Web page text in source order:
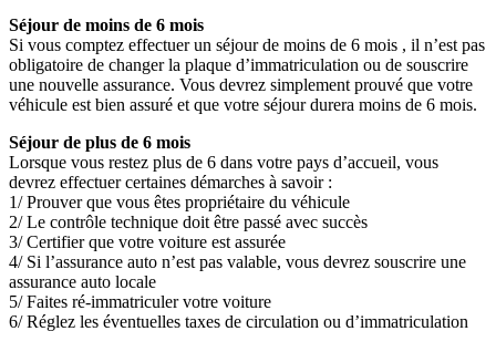
Séjour de moins de 6 mois
Si vous comptez effectuer un séjour de moins de 6 mois , il n’est pas
obligatoire de changer la plaque d’immatriculation ou de souscrire
une nouvelle assurance. Vous devrez simplement prouvé que votre
véhicule est bien assuré et que votre séjour durera moins de 6 mois.
Séjour de plus de 6 mois
Lorsque vous restez plus de 6 dans votre pays d’accueil, vous
devrez effectuer certaines démarches à savoir :
1/ Prouver que vous êtes propriétaire du véhicule
2/ Le contrôle technique doit être passé avec succès
3/ Certifier que votre voiture est assurée
4/ Si l’assurance auto n’est pas valable, vous devrez souscrire une
assurance auto locale
5/ Faites ré-immatriculer votre voiture
6/ Réglez les éventuelles taxes de circulation ou d’immatriculation